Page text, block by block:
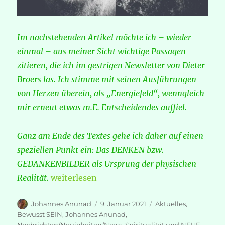
Im nachstehenden Artikel möchte ich – wieder
einmal – aus meiner Sicht wichtige Passagen
zitieren, die ich im gestrigen Newsletter von Dieter
Broers las. Ich stimme mit seinen Ausführungen
von Herzen überein, als „Energiefeld“, wenngleich
mir erneut etwas m.E. Entscheidendes auffiel.
Ganz am Ende des Textes gehe ich daher auf einen
speziellen Punkt ein: Das DENKEN bzw.
GEDANKENBILDER als Ursprung der physischen
Realität. „Dieter Broers – Was wir 2021 erleben,
weiterlesen
Autor
Johannes Anunad
Veröffentlicht
am
9. Januar 2021 Kategorien
Aktuelles,
Bewusst SEIN,Johannes Anunad,